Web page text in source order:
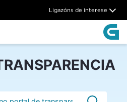
Ligazóns de interese